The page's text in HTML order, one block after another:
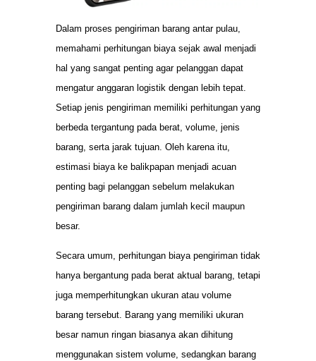
Dalam proses pengiriman barang antar pulau,
memahami perhitungan biaya sejak awal menjadi
hal yang sangat penting agar pelanggan dapat
mengatur anggaran logistik dengan lebih tepat.
Setiap jenis pengiriman memiliki perhitungan yang
berbeda tergantung pada berat, volume, jenis
barang, serta jarak tujuan. Oleh karena itu,
estimasi biaya ke balikpapan menjadi acuan
penting bagi pelanggan sebelum melakukan
pengiriman barang dalam jumlah kecil maupun
besar.
Secara umum, perhitungan biaya pengiriman tidak
hanya bergantung pada berat aktual barang, tetapi
juga memperhitungkan ukuran atau volume
barang tersebut. Barang yang memiliki ukuran
besar namun ringan biasanya akan dihitung
menggunakan sistem volume, sedangkan barang